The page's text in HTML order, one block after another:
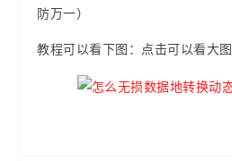
防万一）
教程可以看下图：点击可以看大图